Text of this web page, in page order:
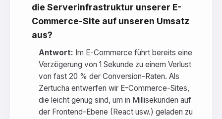
die Serverinfrastruktur unserer E-
Commerce-Site auf unseren Umsatz
aus?
Antwort: Im E-Commerce führt bereits eine
Verzögerung von 1 Sekunde zu einem Verlust
von fast 20 % der Conversion-Raten. Als
Zertucha entwerfen wir E-Commerce-Sites,
die leicht genug sind, um in Millisekunden auf
der Frontend-Ebene (React usw.) geladen zu